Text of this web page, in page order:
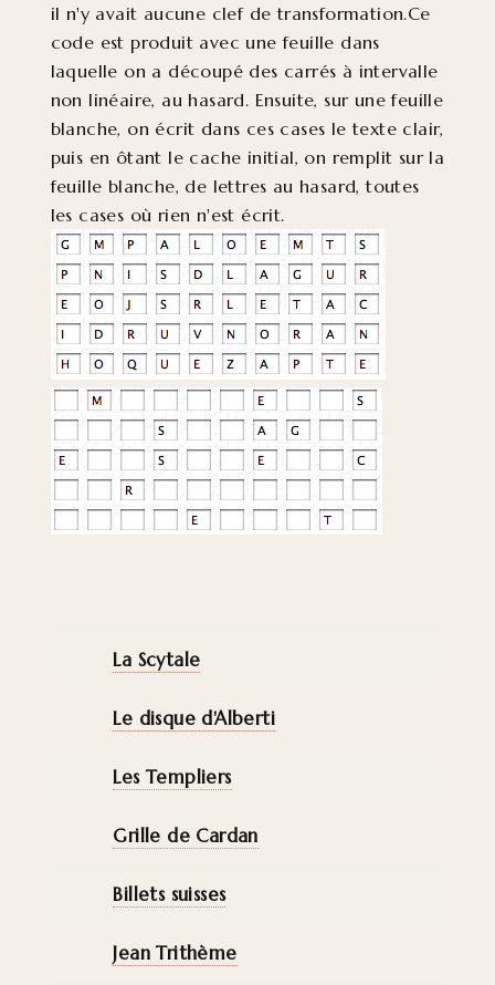
il n'y avait aucune clef de transformation.Ce
code est produit avec une feuille dans
laquelle on a découpé des carrés à intervalle
non linéaire, au hasard. Ensuite, sur une feuille
blanche, on écrit dans ces cases le texte clair,
puis en ôtant le cache initial, on remplit sur la
feuille blanche, de lettres au hasard, toutes
les cases où rien n'est écrit.
La Scytale
Le disque d'Alberti
Les Templiers
Grille de Cardan
Billets suisses
Jean Trithème